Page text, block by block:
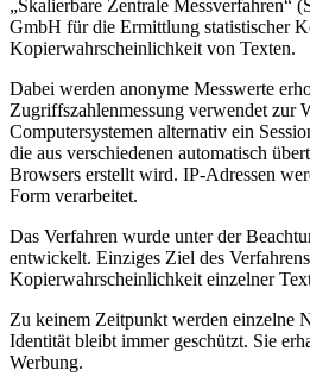
„Skalierbare Zentrale Messverfahren“
GmbH für die Ermittlung statistischer
Kopierwahrscheinlichkeit von Texten.
Dabei werden anonyme Messwerte
Zugriffszahlenmessung verwendet zur
Computersystemen alternativ ein
die aus verschiedenen automatisch
Browsers erstellt wird. IP-Adressen
Form verarbeitet.
Das Verfahren wurde unter der
entwickelt. Einziges Ziel des
Kopierwahrscheinlichkeit einzelner
Zu keinem Zeitpunkt werden einzelne
Identität bleibt immer geschützt. Sie
Werbung.